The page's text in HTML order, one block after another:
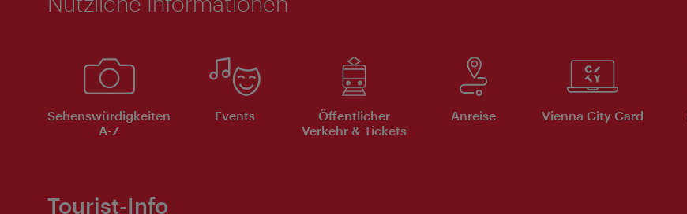
Sehenswürdigkeiten
A-Z
Events
Öffentlicher
Verkehr & Tickets
Anreise Vienna City Card
Tourist-Info